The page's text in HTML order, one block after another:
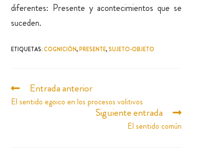
diferentes: Presente y acontecimientos que se
suceden.
ETIQUETAS:COGNICIÓN, PRESENTE, SUJETO-OBJETO
Entrada anterior
El sentido egoico en los procesos volitivos
Siguiente entrada
El sentido común